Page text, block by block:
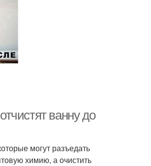
ванну до
могут разъедать
химию, а очистить